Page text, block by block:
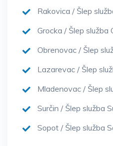
Rakovica / Šlep
Grocka / Šlep služba
Obrenovac / Šlep
Lazarevac / Šlep
Mladenovac / Šlep
Surčin / Šlep služba
Sopot / Šlep služba